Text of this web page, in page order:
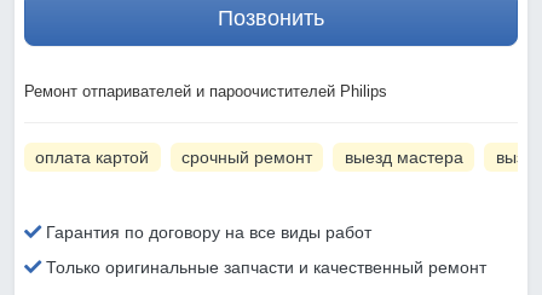
Позвонить
Ремонт отпаривателей и пароочистителей Philips
оплата картой срочный ремонт выезд мастера
Гарантия по договору на все виды работ
Только оригинальные запчасти и качественный ремонт